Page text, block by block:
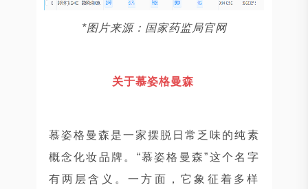
*图片来源：国家药监局官网
关于慕姿格曼森
慕姿格曼森是一家摆脱日常乏味的纯素
概念化妆品牌。“慕姿格曼森”这个名字
有两层含义。一方面，它象征着多样